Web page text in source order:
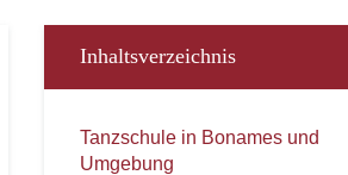
Inhaltsverzeichnis
Tanzschule in Bonames und
Umgebung